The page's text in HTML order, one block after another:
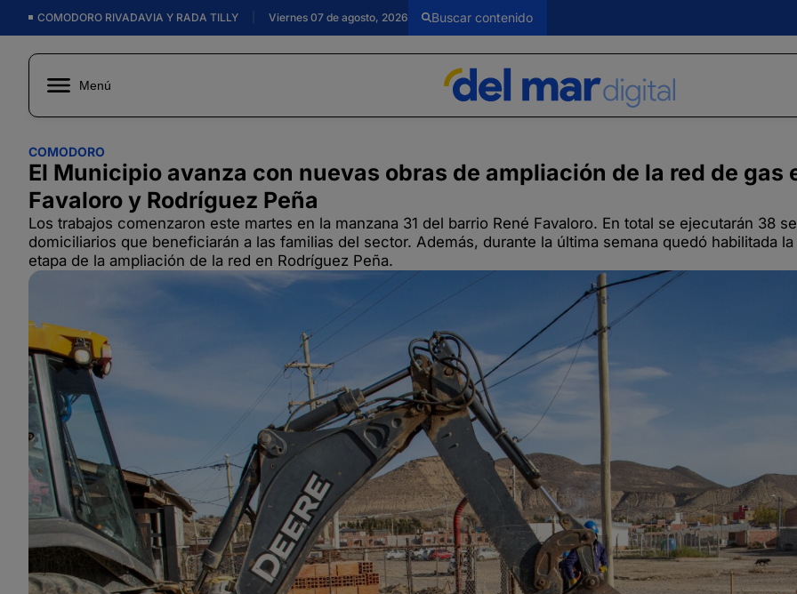
COMODORO RIVADAVIA Y RADA TILLY Viernes 07 de agosto, 2026
Menú
COMODORO
El Municipio avanza con nuevas obras de ampliación de la red de gas
Favaloro y Rodríguez Peña
Los trabajos comenzaron este martes en la manzana 31 del barrio René Favaloro. En total se ejecutarán 38
domiciliarios que beneficiarán a las familias del sector. Además, durante la última semana quedó habilitada
etapa de la ampliación de la red en Rodríguez Peña.